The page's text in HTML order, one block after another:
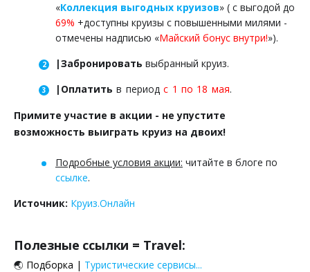
«Коллекция выгодных круизов» ( с выгодой до
69% +доступны круизы с повышенными милями -
отмечены надписью «Майский бонус внутри!»).
|Забронировать выбранный круиз.
|Оплатить в периодс 1 по 18 мая.
Примите участие в акции - не упустите
возможность выиграть круиз на двоих!
Подробные условия акции: читайте в блоге по
ссылке.
Источник: Круиз.Онлайн
Полезные ссылки = Travel:
🌏 Подборка | Туристические сервисы...